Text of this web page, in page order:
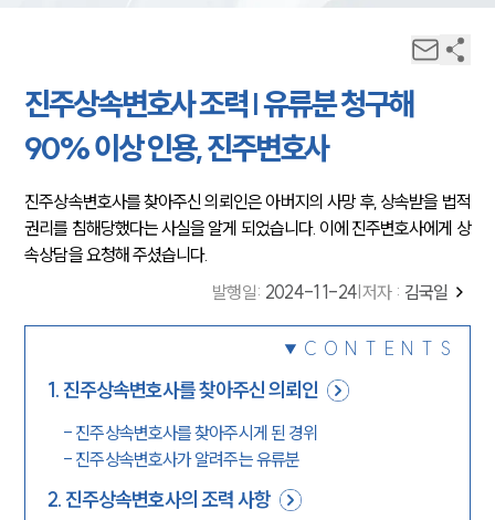
진주상속변호사 조력 | 유류분 청구해
90% 이상 인용, 진주변호사
진주상속변호사를 찾아주신 의뢰인은 아버지의 사망 후, 상속받을 법적
권리를 침해당했다는 사실을 알게 되었습니다. 이에 진주변호사에게 상
속상담을 요청해 주셨습니다.
발행일: 2024-11-24 저자 : 김국일
CONTENTS
1. 진주상속변호사를 찾아주신 의뢰인
- 진주상속변호사를 찾아주시게 된 경위
- 진주상속변호사가 알려주는 유류분
2. 진주상속변호사의 조력 사항